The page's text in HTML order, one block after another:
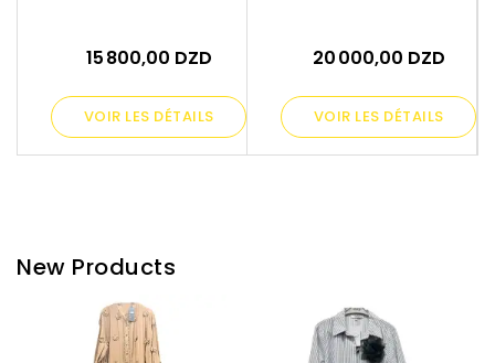
15 800,00 DZD
VOIR LES DÉTAILS
20 000,00 DZD
VOIR LES DÉTAILS
New Products